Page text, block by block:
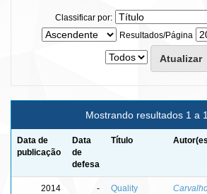
Classificar por:
Resultados/Página
Mostrando resultados 1 a
Data de
publicação
Data
de
defesa
Título
2014 -
Quality